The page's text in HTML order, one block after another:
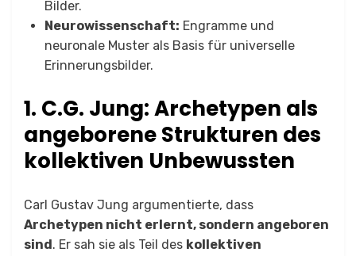
Bilder.
Neurowissenschaft: Engramme und
neuronale Muster als Basis für universelle
Erinnerungsbilder.
1. C.G. Jung: Archetypen als
angeborene Strukturen des
kollektiven Unbewussten
Carl Gustav Jung argumentierte, dass
Archetypen nicht erlernt, sondern angeboren
sind. Er sah sie als Teil des kollektiven